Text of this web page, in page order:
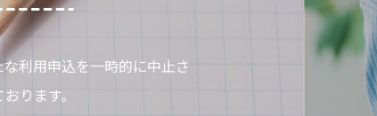
利用申込を一時的に中止さ
ります。